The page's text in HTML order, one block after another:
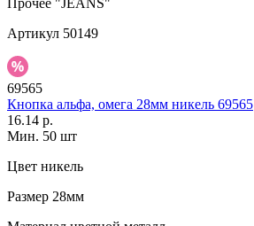
Артикул 50149
69565
Кнопка альфа, омега 28мм никель 69565
16.14 р.
Мин. 50 шт
Цвет никель
Размер 28мм